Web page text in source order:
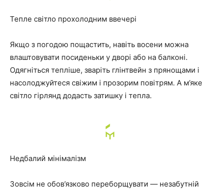
Тепле світло прохолодним ввечері
Якщо з погодою пощастить, навіть восени можна
влаштовувати посиденьки у дворі або на балконі.
Одягніться тепліше, зваріть глінтвейн з прянощами і
насолоджуйтеся свіжим і прозорим повітрям. А м’яке
світло гірлянд додасть затишку і тепла.
Недбалий мінімалізм
Зовсім не обов’язково переборщувати — незабутній